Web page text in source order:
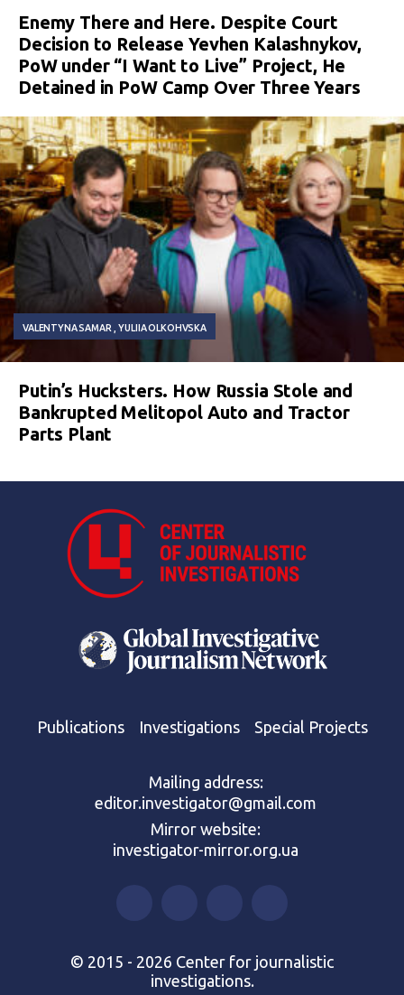
Enemy There and Here. Despite Court
Decision to Release Yevhen Kalashnykov,
PoW under “I Want to Live” Project, He
Detained in PoW Camp Over Three Years
VALENTYNA SAMAR YULIIA OLKOHVSKA
Putin’s Hucksters. How Russia Stole and
Bankrupted Melitopol Auto and Tractor
Parts Plant
Publications Investigations Special Projects
Mailing address:
editor.investigator@gmail.com
Mirror website:
investigator-mirror.org.ua
© 2015 - 2026 Center for journalistic
investigations.